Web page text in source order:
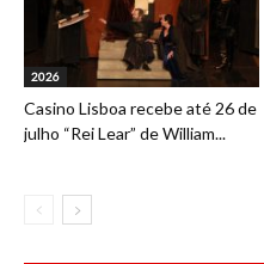
2026
Casino Lisboa recebe até 26 de
julho “Rei Lear” de William...